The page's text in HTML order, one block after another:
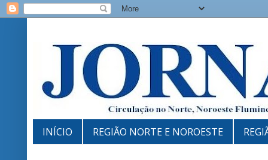
INÍCIO REGIÃO NORTE E NOROESTE